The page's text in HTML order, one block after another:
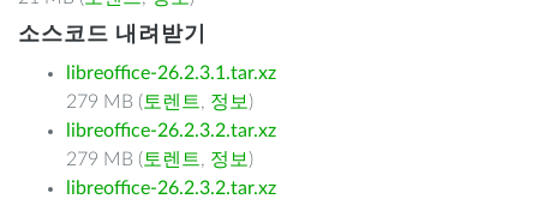
소스코드 내려받기
libreoffice-26.2.3.1.tar.xz
279 MB ( 토렌트, 정보 )
libreoffice-26.2.3.2.tar.xz
279 MB ( 토렌트, 정보 )
libreoffice-26.2.3.2.tar.xz